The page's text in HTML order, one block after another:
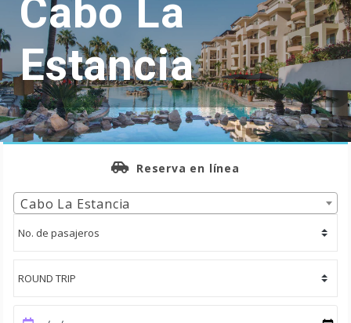
Cabo La
Estancia
Reserva en línea
Cabo La Estancia